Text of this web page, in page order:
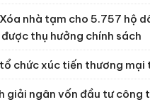
nhà tạm cho 5.757 hộ
thụ hưởng chính sách
tổ chức xúc tiến thương mại
giải ngân vốn đầu tư công